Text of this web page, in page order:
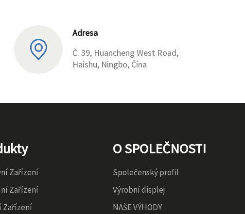
Adresa
Č. 39, Huancheng West Road,
Haishu, Ningbo, Čína
Zařízení
Zařízení
Zařízení
O SPOLEČNOSTI
Společenský profil
Výrobní displej
NAŠE VÝHODY